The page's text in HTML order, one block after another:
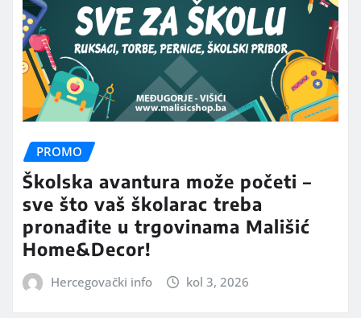
PROMO
Školska avantura može početi –
sve što vaš školarac treba
pronađite u trgovinama Mališić
Home&Decor!
Hercegovački info kol 3, 2026